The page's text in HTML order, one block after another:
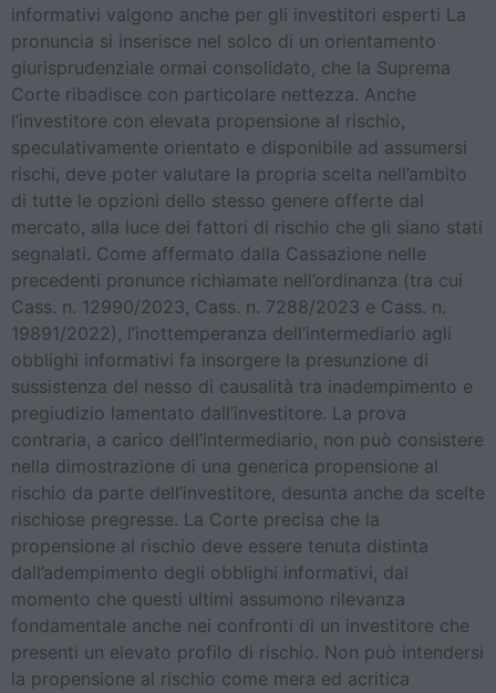
informativi valgono anche per gli investitori esperti La
pronuncia si inserisce nel solco di un orientamento
giurisprudenziale ormai consolidato, che la Suprema
Corte ribadisce con particolare nettezza. Anche
l’investitore con elevata propensione al rischio,
speculativamente orientato e disponibile ad assumersi
rischi, deve poter valutare la propria scelta nell’ambito
di tutte le opzioni dello stesso genere offerte dal
mercato, alla luce dei fattori di rischio che gli siano stati
segnalati. Come affermato dalla Cassazione nelle
precedenti pronunce richiamate nell’ordinanza (tra cui
Cass. n. 12990/2023, Cass. n. 7288/2023 e Cass. n.
19891/2022), l’inottemperanza dell’intermediario agli
obblighi informativi fa insorgere la presunzione di
sussistenza del nesso di causalità tra inadempimento e
pregiudizio lamentato dall’investitore. La prova
contraria, a carico dell’intermediario, non può consistere
nella dimostrazione di una generica propensione al
rischio da parte dell’investitore, desunta anche da scelte
rischiose pregresse. La Corte precisa che la
propensione al rischio deve essere tenuta distinta
dall’adempimento degli obblighi informativi, dal
momento che questi ultimi assumono rilevanza
fondamentale anche nei confronti di un investitore che
presenti un elevato profilo di rischio. Non può intendersi
la propensione al rischio come mera ed acritica